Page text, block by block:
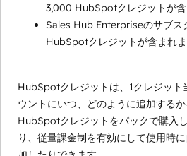
3,000 HubSpotクレジットが
Sales Hub Enterpriseのサブス
HubSpotクレジットが含まれ
HubSpotクレジットは、1クレジット
ウントにいつ、どのように追加するか
HubSpotクレジットをパックで購入
り、従量課金制を有効にして使用時